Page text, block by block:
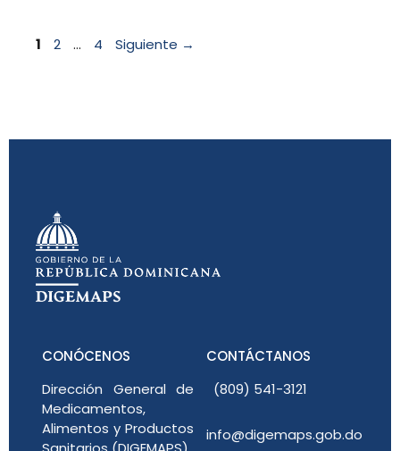
Página
1 Página
2 … Página
4 Siguiente →
CONÓCENOS
Dirección General de
Medicamentos,
Alimentos y Productos
CONTÁCTANOS
(809) 541-3121
info@digemaps.gob.do